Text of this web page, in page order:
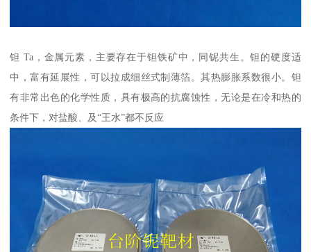
钽 Ta，金属元素，主要存在于钽铁矿中，同铌共生。钽的硬度适
中，富有延展性，可以拉成细丝式制薄箔。其热膨胀系数很小。钽
有非常出色的化学性质，具有极高的抗腐蚀性，无论是在冷和热的
条件下，对盐酸、及“王水”都不反应